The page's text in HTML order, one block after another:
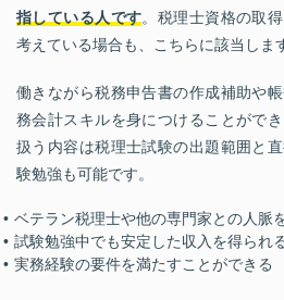
指している人です。税理士資格の取
考えている場合も、こちらに該当しま
働きながら税務申告書の作成補助や
務会計スキルを身につけることがで
扱う内容は税理士試験の出題範囲と
験勉強も可能です。
ベテラン税理士や他の専門家との人脈
試験勉強中でも安定した収入を得られ
実務経験の要件を満たすことができる